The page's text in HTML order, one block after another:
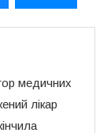
медичних
лікар